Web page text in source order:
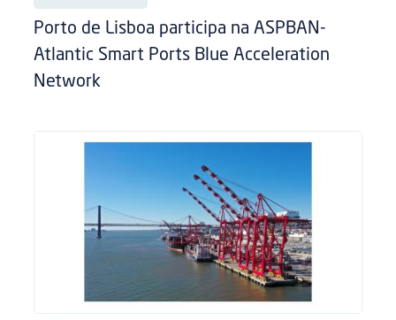
Porto de Lisboa participa na ASPBAN-
Atlantic Smart Ports Blue Acceleration
Network